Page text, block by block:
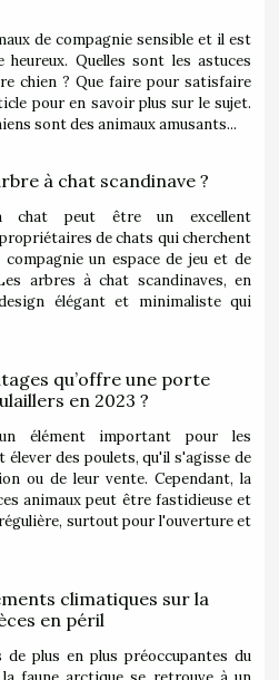
de compagnie sensible et il est
Quelles sont les astuces
chien ? Que faire pour satisfaire
pour en savoir plus sur le sujet.
sont des animaux amusants...
à chat scandinave ?
chat peut être un excellent
de chats qui cherchent
un espace de jeu et de
arbres à chat scandinaves, en
élégant et minimaliste qui
qu’offre une porte
en 2023 ?
élément important pour les
élever des poulets, qu'il s'agisse de
ou de leur vente. Cependant, la
animaux peut être fastidieuse et
surtout pour l'ouverture et
climatiques sur la
en péril
de plus en plus préoccupantes du